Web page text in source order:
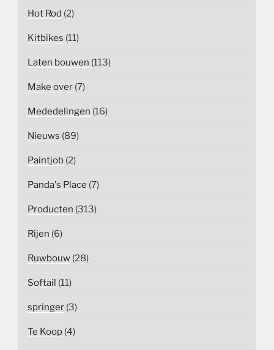
Hot Rod (2)
Kitbikes (11)
Laten bouwen (113)
Make over (7)
Mededelingen (16)
Nieuws (89)
Paintjob (2)
Panda's Place (7)
Producten (313)
Rijen (6)
Ruwbouw (28)
Softail (11)
springer (3)
Te Koop (4)